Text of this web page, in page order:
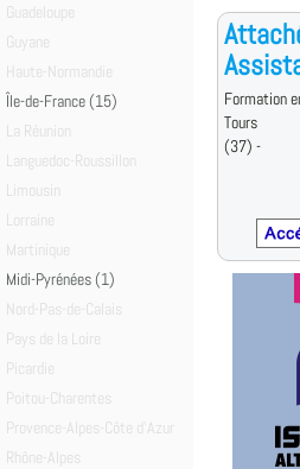
Guadeloupe
Guyane
Haute-Normandie
Île-de-France (15)
La Réunion
Languedoc-Roussillon
Limousin
Lorraine
Martinique
Midi-Pyrénées (1)
Nord-Pas-de-Calais
Pays de la Loire
Picardie
Poitou-Charentes
Provence-Alpes-Côte d'Azur
Rhône-Alpes
Formation
Tours
(37) -